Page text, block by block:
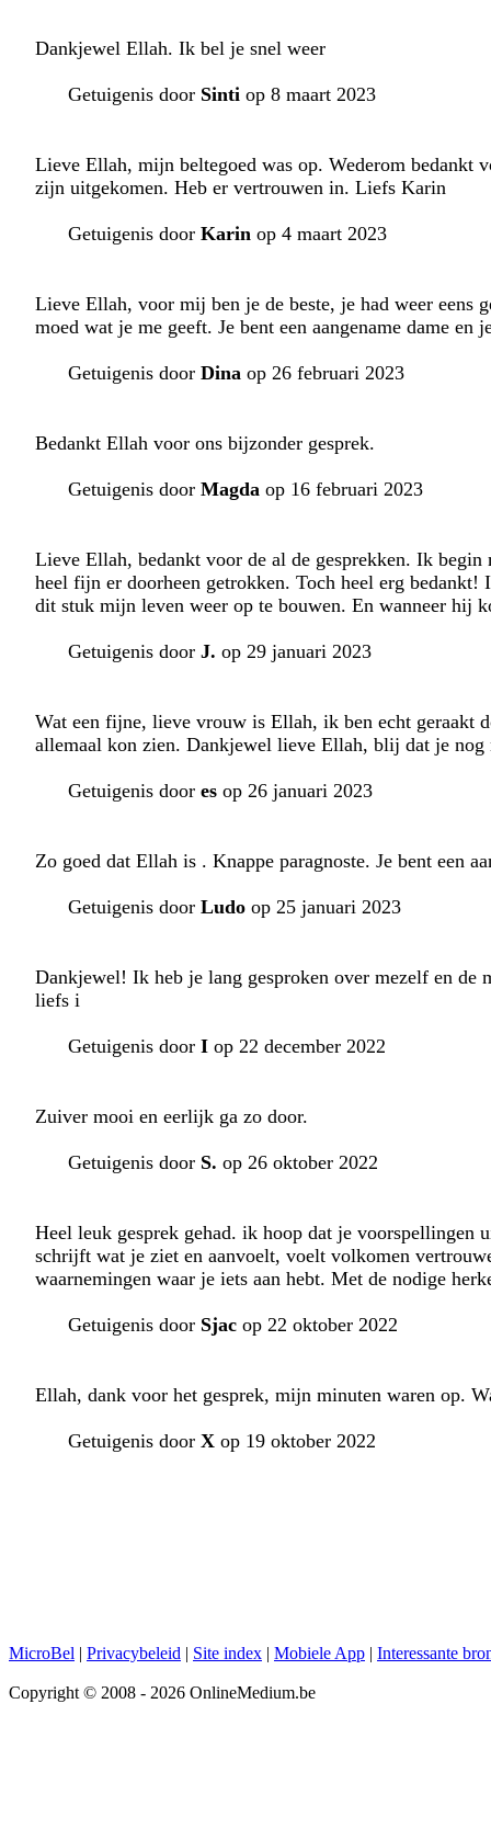
Dankjewel Ellah. Ik bel je snel weer
Getuigenis door Sinti op 8 maart 2023
Lieve Ellah, mijn beltegoed was op. Wederom bedankt
zijn uitgekomen. Heb er vertrouwen in. Liefs Karin
Getuigenis door Karin op 4 maart 2023
Lieve Ellah, voor mij ben je de beste, je had weer eens
moed wat je me geeft. Je bent een aangename dame
Getuigenis door Dina op 26 februari 2023
Bedankt Ellah voor ons bijzonder gesprek.
Getuigenis door Magda op 16 februari 2023
Lieve Ellah, bedankt voor de al de gesprekken. Ik
heel fijn er doorheen getrokken. Toch heel erg
dit stuk mijn leven weer op te bouwen. En wanneer
Getuigenis door J. op 29 januari 2023
Wat een fijne, lieve vrouw is Ellah, ik ben echt geraakt
allemaal kon zien. Dankjewel lieve Ellah, blij dat je
Getuigenis door es op 26 januari 2023
Zo goed dat Ellah is . Knappe paragnoste. Je bent een
Getuigenis door Ludo op 25 januari 2023
Dankjewel! Ik heb je lang gesproken over mezelf en
liefs i
Getuigenis door I op 22 december 2022
Zuiver mooi en eerlijk ga zo door.
Getuigenis door S. op 26 oktober 2022
Heel leuk gesprek gehad. ik hoop dat je
schrijft wat je ziet en aanvoelt, voelt volkomen
waarnemingen waar je iets aan hebt. Met de nodige
Getuigenis door Sjac op 22 oktober 2022
Ellah, dank voor het gesprek, mijn minuten waren op.
Getuigenis door X op 19 oktober 2022
MicroBel | Privacybeleid | Site index | Mobiele App | Interessante
Copyright © 2008 - 2026 OnlineMedium.be